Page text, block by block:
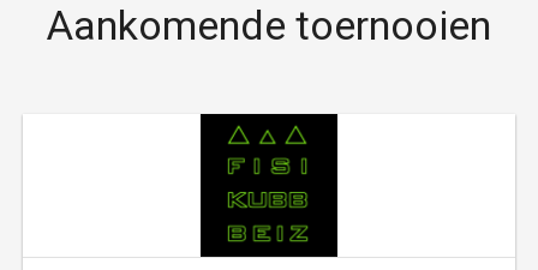
Aankomende toernooien